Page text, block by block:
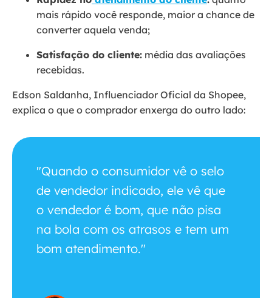
mais rápido você responde, maior a chance de
converter aquela venda;
Satisfação do cliente: média das avaliações
recebidas.
Edson Saldanha, Influenciador Oficial da Shopee,
explica o que o comprador enxerga do outro lado:
"Quando o consumidor vê o selo
de vendedor indicado, ele vê que
o vendedor é bom, que não pisa
na bola com os atrasos e tem um
bom atendimento."